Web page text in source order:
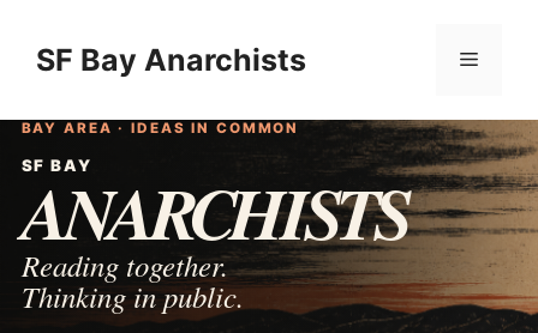
contentSF Bay Anarchists Menu
BAY AREA · IDEAS IN COMMON
SF BAY
ANARCHISTS
Reading together.
Thinking in public.